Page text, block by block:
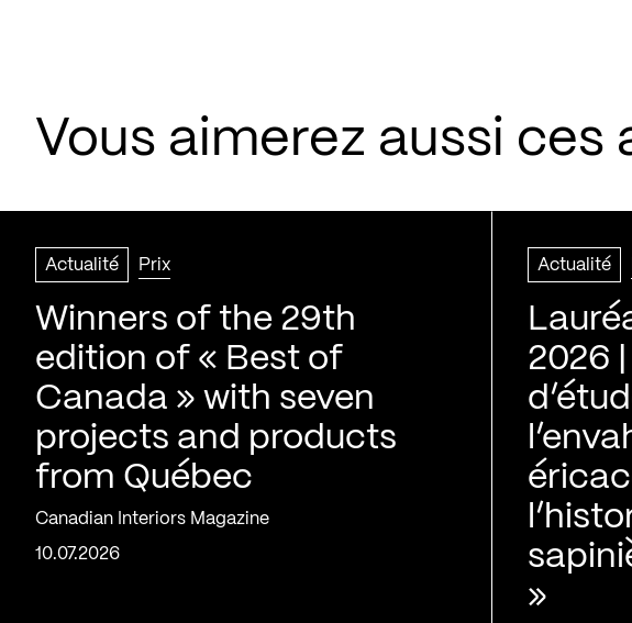
Vous aimerez aussi ces
Actualité Prix
Winners of the 29th
edition of « Best of
Canada » with seven
projects and products
from Québec
Canadian Interiors Magazine
10.07.2026
Actualité
2026
»